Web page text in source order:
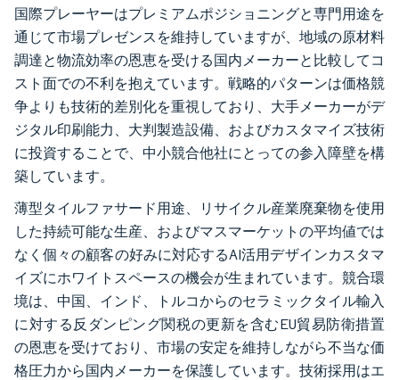
国際プレーヤーはプレミアムポジショニングと専門用途を
通じて市場プレゼンスを維持していますが、地域の原材料
調達と物流効率の恩恵を受ける国内メーカーと比較してコ
スト面での不利を抱えています。戦略的パターンは価格競
争よりも技術的差別化を重視しており、大手メーカーがデ
ジタル印刷能力、大判製造設備、およびカスタマイズ技術
に投資することで、中小競合他社にとっての参入障壁を構
築しています。
薄型タイルファサード用途、リサイクル産業廃棄物を使用
した持続可能な生産、およびマスマーケットの平均値では
なく個々の顧客の好みに対応するAI活用デザインカスタマ
イズにホワイトスペースの機会が生まれています。競合環
境は、中国、インド、トルコからのセラミックタイル輸入
に対する反ダンピング関税の更新を含むEU貿易防衛措置
の恩恵を受けており、市場の安定を維持しながら不当な価
格圧力から国内メーカーを保護しています。技術採用はエ